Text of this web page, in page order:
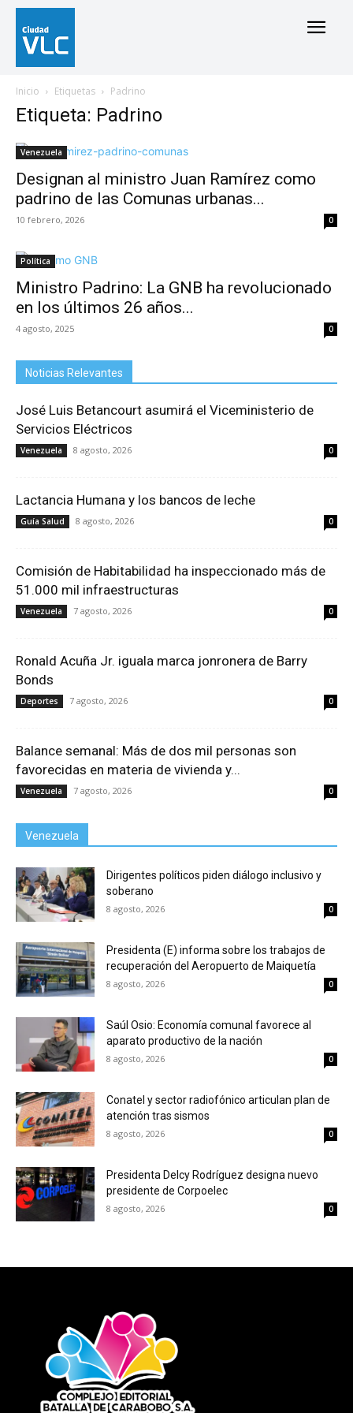
Inicio Etiquetas Padrino
Etiqueta: Padrino
Venezuela
Designan al ministro Juan Ramírez como
padrino de las Comunas urbanas...
10 febrero, 2026 0
Política
Ministro Padrino: La GNB ha revolucionado
en los últimos 26 años...
4 agosto, 2025 0
Noticias Relevantes
José Luis Betancourt asumirá el Viceministerio de
Servicios Eléctricos
Venezuela 8 agosto, 2026 0
Lactancia Humana y los bancos de leche
Guía Salud 8 agosto, 2026 0
Comisión de Habitabilidad ha inspeccionado más de
51.000 mil infraestructuras
Venezuela 7 agosto, 2026 0
Ronald Acuña Jr. iguala marca jonronera de Barry
Bonds
Deportes 7 agosto, 2026 0
Balance semanal: Más de dos mil personas son
favorecidas en materia de vivienda y...
Venezuela 7 agosto, 2026 0
Venezuela
Dirigentes políticos piden diálogo inclusivo y
soberano
8 agosto, 2026 0
Presidenta (E) informa sobre los trabajos de
recuperación del Aeropuerto de Maiquetía
8 agosto, 2026 0
Saúl Osio: Economía comunal favorece al
aparato productivo de la nación
8 agosto, 2026 0
Conatel y sector radiofónico articulan plan de
atención tras sismos
8 agosto, 2026 0
Presidenta Delcy Rodríguez designa nuevo
presidente de Corpoelec
8 agosto, 2026 0